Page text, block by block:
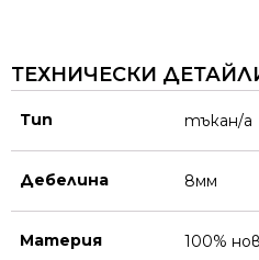
ТЕХНИЧЕСКИ
Тип тъкан/а
Дебелина 8мм
Материя 100%